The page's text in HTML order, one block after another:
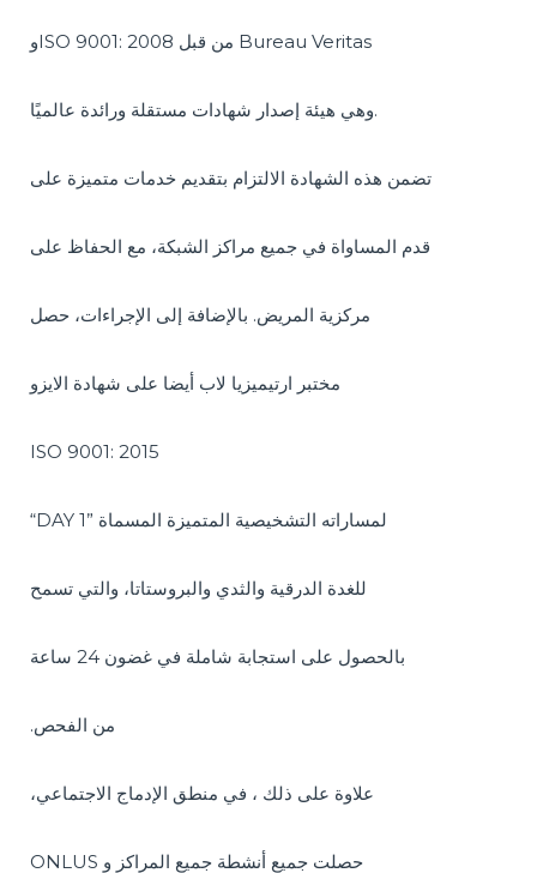
وISO 9001: 2008 من قبل Bureau Veritas
وهي هيئة إصدار شهادات مستقلة ورائدة عالميًا.
تضمن هذه الشهادة الالتزام بتقديم خدمات متميزة على
قدم المساواة في جميع مراكز الشبكة، مع الحفاظ على
مركزية المريض. بالإضافة إلى الإجراءات، حصل
مختبر ارتيميزيا لاب أيضا على شهادة الايزو
ISO 9001: 2015
للغدة الدرقية والثدي والبروستاتا، والتي تسمح
بالحصول على استجابة شاملة في غضون 24 ساعة
.من الفحص